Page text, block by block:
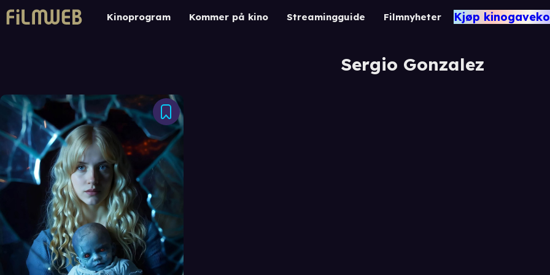
Kinoprogram Kommer på kino Streamingguide Filmnyheter Kjøp
Sergio Gonzalez